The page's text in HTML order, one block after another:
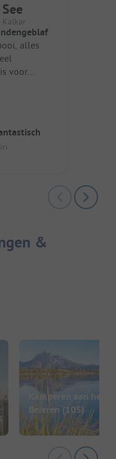
alles
voor
&
Kamperen aan het
Beieren(105)